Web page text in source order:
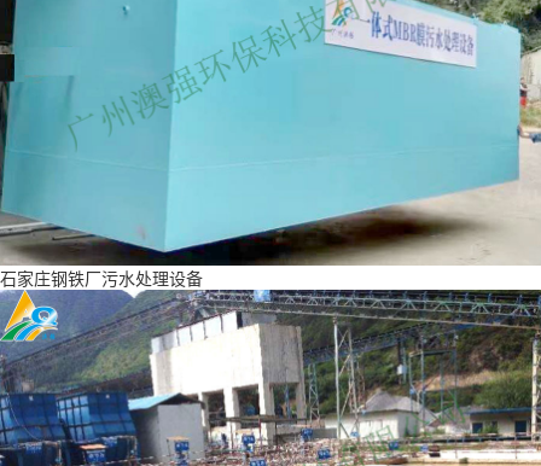
石家庄钢铁厂污水处理设备